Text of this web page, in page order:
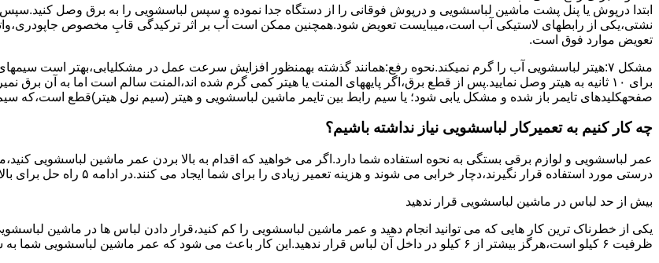
ابتدا درپوش یا پنل ﭘﺸﺖ ﻣﺎﺷﯿﻦ لباسشویی و درپوش ﻓﻮﻗﺎﻧﯽ را از دستگاه ﺟﺪا ﻧﻤﻮده و ﺳﭙﺲ لباسشویی را ﺑﻪ ﺑﺮق وصل
نشتی،ﯾﮑﯽ از رابطهای ﻻﺳﺘﯿﮑﯽ آب اﺳﺖ،میبایست ﺗﻌﻮﯾﺾ شود.همچنین ﻣﻤﮑﻦ اﺳﺖ آب بر اثر ﺗﺮﮐﯿﺪﮔﯽ قابِ ﻣﺨﺼﻮص
ﺗﻌﻮﯾﺾ ﻣﻮارد ﻓﻮق اﺳﺖ.
برای ۱۰ ﺛﺎﻧﯿﻪ ﺑﻪ ﻫﯿﺘﺮ وصل نمایید.ﭘﺲ از ﻗﻄﻊ ﺑﺮق،اﮔﺮ پایههای اﻟﻤﻨﺖ یا هیتر کمی ﮔﺮم ﺷﺪه اند،اﻟﻤﻨﺖ ﺳﺎﻟﻢ است اما ﺑﻪ آن
صفحهکلیدهای ﺗﺎﯾﻤﺮ باز شده و مشکل یابی شود؛ ﯾﺎ ﺳﯿﻢ راﺑﻂ ﺑﯿﻦ ﺗﺎﯾﻤﺮ ماشین لباسشویی و ﻫﯿﺘﺮ (سیم ﻧﻮل ﻫﯿﺘﺮ)ﻗﻄﻊ اﺳﺖ،ﮐﻪ
چه کار کنیم به تعمیرکار لباسشویی نیاز نداشته باشیم؟
عمر لباسشویی و لوازم برقی بستگی به نحوه استفاده شما دارد.اگر می خواهید که اقدام به بالا بردن عمر ماشین لباسشویی
درستی مورد استفاده قرار نگیرند،دچار خرابی می شوند و هزینه تعمیر زیادی را برای شما ایجاد می کنند.در ادامه ۵ راه حل برای بالا بردن عمر ماشین لباسشویی را ذکر می کنیم.
بیش از حد لباس در ماشین لباسشویی قرار ندهید
یکی از خطرناک ترین کار هایی که می توانید انجام دهید و عمر ماشین لباسشویی را کم کنید،قرار دادن لباس ها در ماشین
ظرفیت ۶ کیلو است،هرگز بیشتر از ۶ کیلو در داخل آن لباس قرار ندهید.این کار باعث می شود که عمر ماشین لباسشویی شما به شدت افزایش پیدا کند.